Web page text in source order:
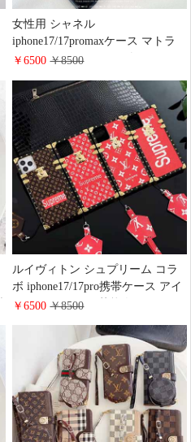
女性用 シャネル
iphone17/17promaxケース マトラ
ッセ風 スマホ ショルダー チェー
ドケース 人気 女子 おしゃれ ブラ
ンドiphoneケース 全機種対応
￥6500￥8500
ルイヴィトン シュプリーム コラ
ボ iphone17/17pro携帯ケース アイ
トランク ライト 芸能人 おしゃれ
カバー モノグラム 赤 かわいい ブ
ランド iphone15pro/14/13ケース ト
ランク型 ゴージャス
￥6500￥8500